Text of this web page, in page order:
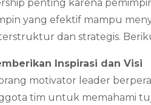
penting karena
yang efektif mampu
dan strategis.
Inspirasi dan Visi
motivator leader
tim untuk memahami